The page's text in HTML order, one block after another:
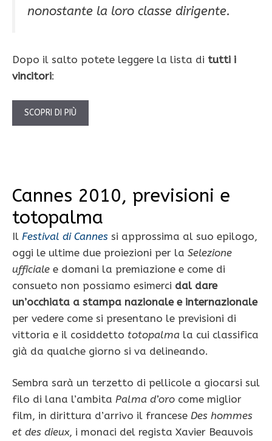
nonostante la loro classe dirigente.
Dopo il salto potete leggere la lista di tutti i
vincitori:
SCOPRI DI PIÙ
Cannes 2010, previsioni e
totopalma
Il Festival di Cannes si approssima al suo epilogo,
oggi le ultime due proiezioni per la Selezione
ufficiale e domani la premiazione e come di
consueto non possiamo esimerci dal dare
un’occhiata a stampa nazionale e internazionale
per vedere come si presentano le previsioni di
vittoria e il cosiddetto totopalma la cui classifica
già da qualche giorno si va delineando.
Sembra sarà un terzetto di pellicole a giocarsi sul
filo di lana l’ambita Palma d’oro come miglior
film, in dirittura d’arrivo il francese Des hommes
et des dieux, i monaci del regista Xavier Beauvois